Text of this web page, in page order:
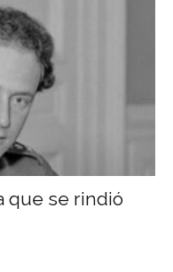
que se rindió